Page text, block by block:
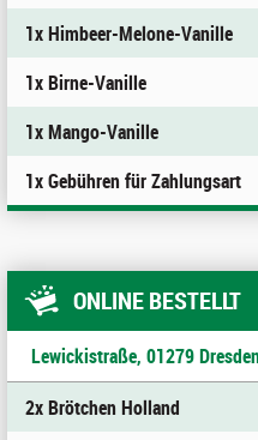
1x Himbeer-Melone-Vanille
1x Birne-Vanille
1x Mango-Vanille
1x Gebühren für Zahlungsart
ONLINE BESTELLT
Lewickistraße, 01279
2x Brötchen Holland